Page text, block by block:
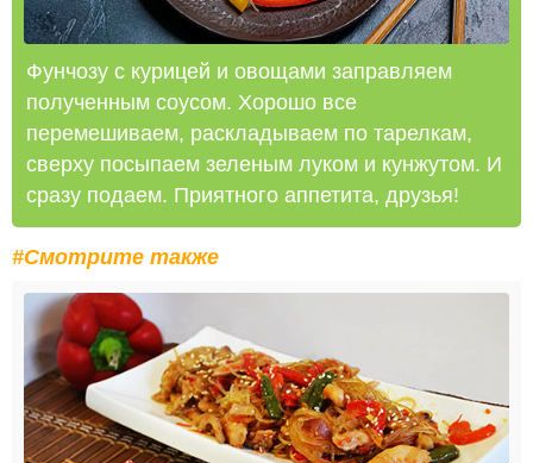
Фунчозу с курицей и овощами заправляем
полученным соусом. Хорошо все
перемешиваем, раскладываем по тарелкам,
сверху посыпаем зеленым луком и кунжутом. И
сразу подаем. Приятного аппетита, друзья!
#Смотрите также